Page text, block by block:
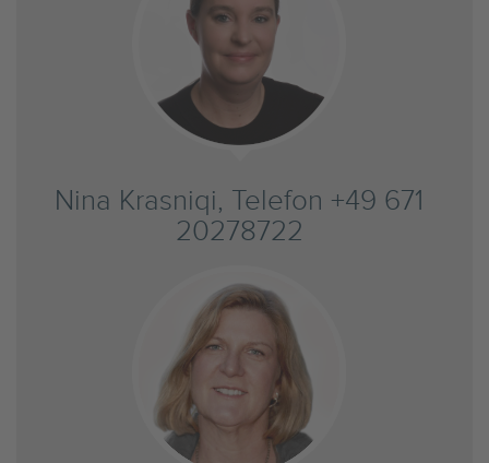
Nina Krasniqi, Telefon +49 671
20278722